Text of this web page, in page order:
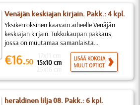
Venäjän keskiajan kirjain. Pakk.: 4 kpl.
Yksikerroksinen kaavain aiheelle Venäjän
keskiajan kirjain. Tukkukaupan pakkaus,
jossa on muutamaa samanlaista...
€16.50 15x10 cm
LISÄÄ KOKOJA,
MUUT OPTIOT
heraldinen lilja 08. Pakk.: 6 kpl.